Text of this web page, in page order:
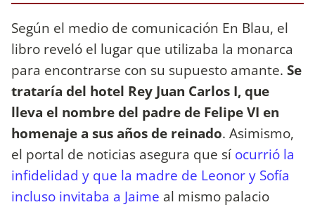
Según el medio de comunicación En Blau, el
libro reveló el lugar que utilizaba la monarca
para encontrarse con su supuesto amante. Se
trataría del hotel Rey Juan Carlos I, que
lleva el nombre del padre de Felipe VI en
homenaje a sus años de reinado. Asimismo,
el portal de noticias asegura que sí ocurrió la
infidelidad y que la madre de Leonor y Sofía
incluso invitaba a Jaime al mismo palacio